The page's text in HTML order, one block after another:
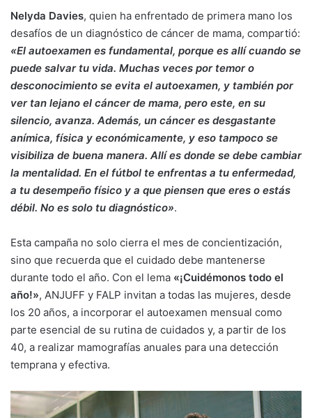
Nelyda Davies, quien ha enfrentado de primera mano los
desafíos de un diagnóstico de cáncer de mama, compartió:
«El autoexamen es fundamental, porque es allí cuando se
puede salvar tu vida. Muchas veces por temor o
desconocimiento se evita el autoexamen, y también por
ver tan lejano el cáncer de mama, pero este, en su
silencio, avanza. Además, un cáncer es desgastante
anímica, física y económicamente, y eso tampoco se
visibiliza de buena manera. Allí es donde se debe cambiar
la mentalidad. En el fútbol te enfrentas a tu enfermedad,
a tu desempeño físico y a que piensen que eres o estás
débil. No es solo tu diagnóstico».
Esta campaña no solo cierra el mes de concientización,
sino que recuerda que el cuidado debe mantenerse
durante todo el año. Con el lema «¡Cuidémonos todo el
año!», ANJUFF y FALP invitan a todas las mujeres, desde
los 20 años, a incorporar el autoexamen mensual como
parte esencial de su rutina de cuidados y, a partir de los
40, a realizar mamografías anuales para una detección
temprana y efectiva.